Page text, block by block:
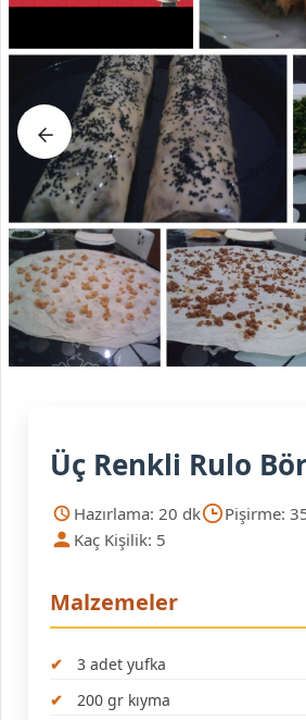
Üç Renkli Rulo
Hazırlama: 20 dk
Pişirme:
Kaç Kişilik: 5
Malzemeler
3 adet yufka
200 gr kıyma